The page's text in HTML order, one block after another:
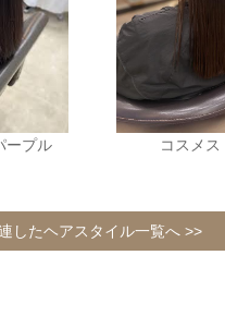
ープル コスメス
したヘアスタイル一覧へ >>